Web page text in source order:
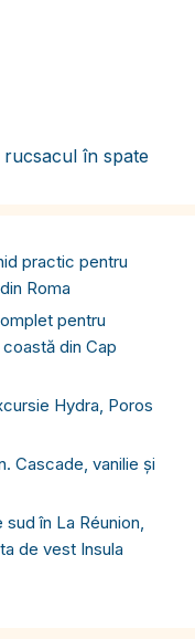
rucsacul în spate
practic pentru
Roma
pentru
din Cap
Hydra, Poros
Cascade, vanilie și
în La Réunion,
de vest Insula